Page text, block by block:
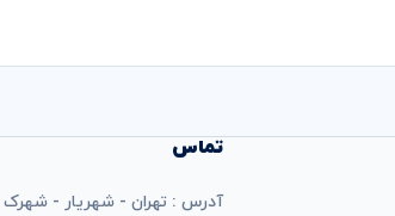
تماس
آدرس : تهران - شهریار -